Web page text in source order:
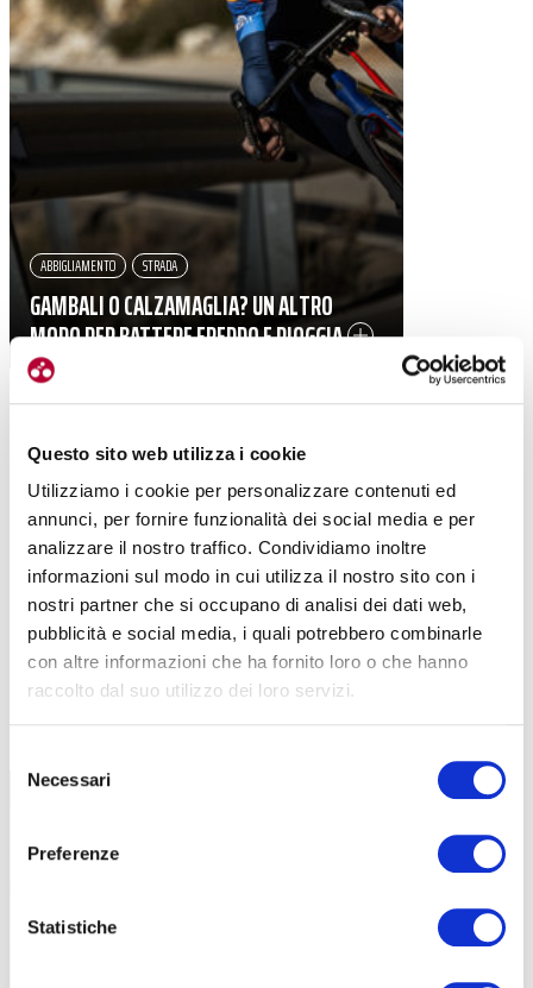
Questo sito web utilizza i cookie
Utilizziamo i cookie per personalizzare contenuti ed
annunci, per fornire funzionalità dei social media e per
analizzare il nostro traffico. Condividiamo inoltre
informazioni sul modo in cui utilizza il nostro sito con i
nostri partner che si occupano di analisi dei dati web,
pubblicità e social media, i quali potrebbero combinarle
con altre informazioni che ha fornito loro o che hanno
raccolto dal suo utilizzo dei loro servizi.
delNecessari
Preferenze
Statistiche
ABBIGLIAMENTO STRADA
GAMBALI O CALZAMAGLIA? UN ALTRO
MODO PER BATTERE FREDDO E PIOGGIA
TUTTE LE CATEGORIE DEL MAGAZINE